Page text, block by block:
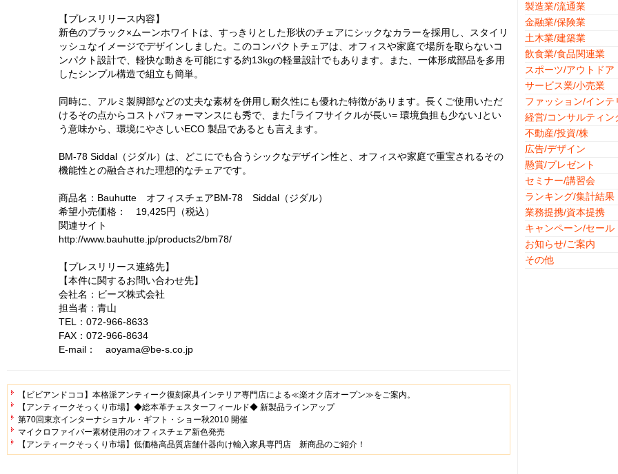
【プレスリリース内容】
新色のブラック×ムーンホワイトは、すっきりとした形状のチェアにシックなカラーを採用し、スタイリ
ッシュなイメージでデザインしました。このコンパクトチェアは、オフィスや家庭で場所を取らないコ
ンパクト設計で、軽快な動きを可能にする約13kgの軽量設計でもあります。また、一体形成部品を多用
したシンプル構造で組立も簡単。
同時に、アルミ製脚部などの丈夫な素材を併用し耐久性にも優れた特徴があります。長くご使用いただ
けるその点からコストパフォーマンスにも秀で、また｢ライフサイクルが長い= 環境負担も少ない｣とい
う意味から、環境にやさしいECO 製品であるとも言えます。
BM-78 Siddal（ジダル）は、どこにでも合うシックなデザイン性と、オフィスや家庭で重宝されるその
機能性との融合された理想的なチェアです。
商品名：Bauhutte オフィスチェアBM-78 Siddal（ジダル）
希望小売価格： 19,425円（税込）
関連サイト
http://www.bauhutte.jp/products2/bm78/
【プレスリリース連絡先】
【本件に関するお問い合わせ先】
会社名：ビーズ株式会社
担当者：青山
TEL：072-966-8633
FAX：072-966-8634
E-mail： aoyama@be-s.co.jp
【ビビアンドココ】本格派アンティーク復刻家具インテリア専門店による≪楽オク店オープン≫をご案内。
【アンティークそっくり市場】◆総本革チェスターフィールド◆ 新製品ラインアップ
第70回東京インターナショナル・ギフト・ショー秋2010 開催
マイクロファイバー素材使用のオフィスチェア新色発売
【アンティークそっくり市場】低価格高品質店舗什器向け輸入家具専門店 新商品のご紹介！
製造業/流通業
金融業/保険業
土木業/建築業
飲食業/食品関連業
スポーツ/アウトドア
サービス業/小売業
ファッション/インテ
経営/コンサルティン
不動産/投資/株
広告/デザイン
懸賞/プレゼント
セミナー/講習会
ランキング/集計結果
業務提携/資本提携
キャンペーン/セール
お知らせ/ご案内
その他